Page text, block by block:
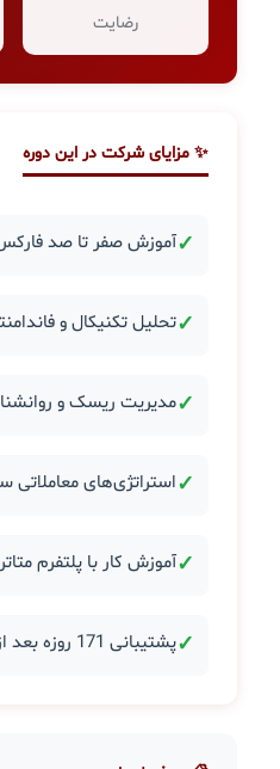
رضایت
✨ مزایای شرکت در این دوره
✓آموزش صفر تا صد فارکس
✓تحلیل تکنیکال و
✓مدیریت ریسک و
✓استراتژی‌های معاملاتی
✓آموزش کار با پلتفرم
✓پشتیبانی 171 روزه بعد از دوره